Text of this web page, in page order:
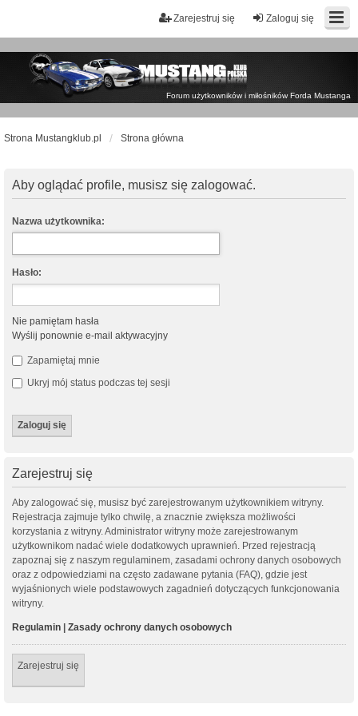
Zaloguj się
Zarejestruj się
Forum użytkowników i miłośników Forda Mustanga
Strona Mustangklub.pl Strona główna
Aby oglądać profile, musisz się zalogować.
Nazwa użytkownika:
Hasło:
Nie pamiętam hasła
Wyślij ponownie e-mail aktywacyjny
Zapamiętaj mnie
Ukryj mój status podczas tej sesji
Zarejestruj się
Aby zalogować się, musisz być zarejestrowanym użytkownikiem witryny.
Rejestracja zajmuje tylko chwilę, a znacznie zwiększa możliwości
korzystania z witryny. Administrator witryny może zarejestrowanym
użytkownikom nadać wiele dodatkowych uprawnień. Przed rejestracją
zapoznaj się z naszym regulaminem, zasadami ochrony danych osobowych
oraz z odpowiedziami na często zadawane pytania (FAQ), gdzie jest
wyjaśnionych wiele podstawowych zagadnień dotyczących funkcjonowania
witryny.
Regulamin | Zasady ochrony danych osobowych
Zarejestruj się